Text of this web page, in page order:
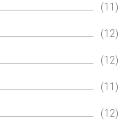
(11)
(12)
(12)
(11)
(12)